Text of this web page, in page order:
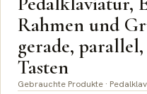
Rahmen und
gerade,
Tasten
Gebrauchte Produkte ·